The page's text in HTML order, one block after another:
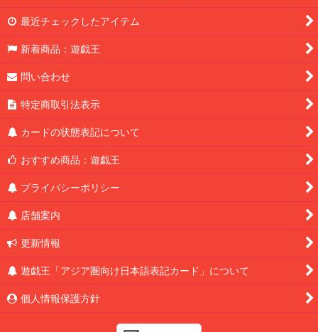
最近チェックしたアイテム
新着商品：遊戯王
問い合わせ
特定商取引法表示
カードの状態表記について
おすすめ商品：遊戯王
プライバシーポリシー
店舗案内
更新情報
遊戯王「アジア圏向け日本語表記カード」について
個人情報保護方針